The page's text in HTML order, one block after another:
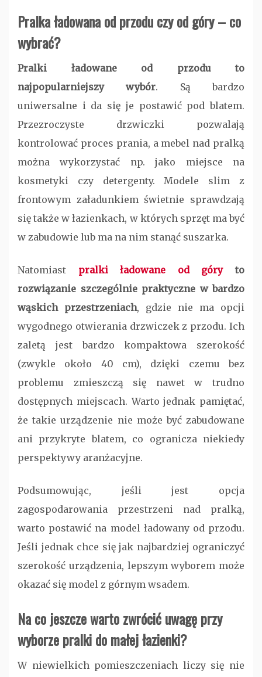
Pralka ładowana od przodu czy od góry – co
wybrać?
Pralki ładowane od przodu to
najpopularniejszy wybór. Są bardzo
uniwersalne i da się je postawić pod blatem.
Przezroczyste drzwiczki pozwalają
kontrolować proces prania, a mebel nad pralką
można wykorzystać np. jako miejsce na
kosmetyki czy detergenty. Modele slim z
frontowym załadunkiem świetnie sprawdzają
się także w łazienkach, w których sprzęt ma być
w zabudowie lub ma na nim stanąć suszarka.
Natomiast pralki ładowane od góryto
rozwiązanie szczególnie praktyczne w bardzo
wąskich przestrzeniach, gdzie nie ma opcji
wygodnego otwierania drzwiczek z przodu. Ich
zaletą jest bardzo kompaktowa szerokość
(zwykle około 40 cm), dzięki czemu bez
problemu zmieszczą się nawet w trudno
dostępnych miejscach. Warto jednak pamiętać,
że takie urządzenie nie może być zabudowane
ani przykryte blatem, co ogranicza niekiedy
perspektywy aranżacyjne.
Podsumowując, jeśli jest opcja
zagospodarowania przestrzeni nad pralką,
warto postawić na model ładowany od przodu.
Jeśli jednak chce się jak najbardziej ograniczyć
szerokość urządzenia, lepszym wyborem może
okazać się model z górnym wsadem.
Na co jeszcze warto zwrócić uwagę przy
wyborze pralki do małej łazienki?
W niewielkich pomieszczeniach liczy się nie